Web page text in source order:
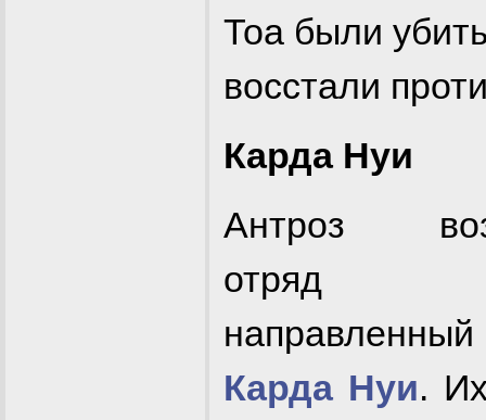
Тоа были
восстали
Карда Нуи
Антроз
отряд
Карда Нуи.